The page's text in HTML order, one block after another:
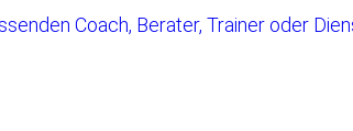
Coach, Berater, Trainer oder